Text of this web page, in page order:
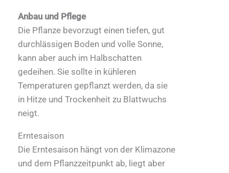
Anbau und Pflege
Die Pflanze bevorzugt einen tiefen, gut
durchlässigen Boden und volle Sonne,
kann aber auch im Halbschatten
gedeihen. Sie sollte in kühleren
Temperaturen gepflanzt werden, da sie
in Hitze und Trockenheit zu Blattwuchs
neigt.
Erntesaison
Die Erntesaison hängt von der Klimazone
und dem Pflanzzeitpunkt ab, liegt aber